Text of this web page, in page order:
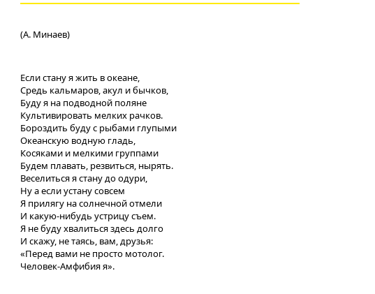
(А. Минаев)
Если стану я жить в океане,
Средь кальмаров, акул и бычков,
Буду я на подводной поляне
Культивировать мелких рачков.
Бороздить буду с рыбами глупыми
Океанскую водную гладь,
Косяками и мелкими группами
Будем плавать, резвиться, нырять.
Веселиться я стану до одуpи,
Ну а если устану совсем
Я прилягу на солнечной отмели
И какую-нибудь устрицу съем.
Я не буду хвалиться здесь долго
И скажу, не таясь, вам, друзья:
«Перед вами не просто мотолог.
Человек-Амфибия я».